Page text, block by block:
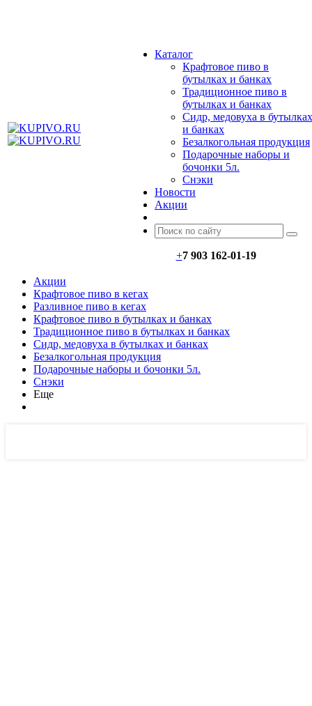
Каталог
Крафтовое пиво в
бутылках и банках
Традиционное пиво в
бутылках и банках
Сидр, медовуха в бутылках
и банках
Безалкогольная продукция
Подарочные наборы и
бочонки 5л.
Снэки
Новости
Акции
+7 903 162-01-19
Акции
Крафтовое пиво в кегах
Разливное пиво в кегах
Крафтовое пиво в бутылках и банках
Традиционное пиво в бутылках и банках
Сидр, медовуха в бутылках и банках
Безалкогольная продукция
Подарочные наборы и бочонки 5л.
Снэки
Еще